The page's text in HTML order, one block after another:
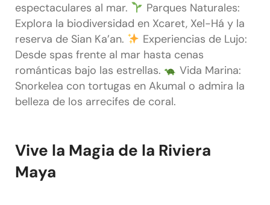
espectaculares al mar.
Parques Naturales:
Explora la biodiversidad en Xcaret, Xel-Há y la
reserva de Sian Ka’an.
Experiencias de Lujo:
Desde spas frente al mar hasta cenas
románticas bajo las estrellas.
Vida Marina:
Snorkelea con tortugas en Akumal o admira la
belleza de los arrecifes de coral.
Vive la Magia de la Riviera
Maya